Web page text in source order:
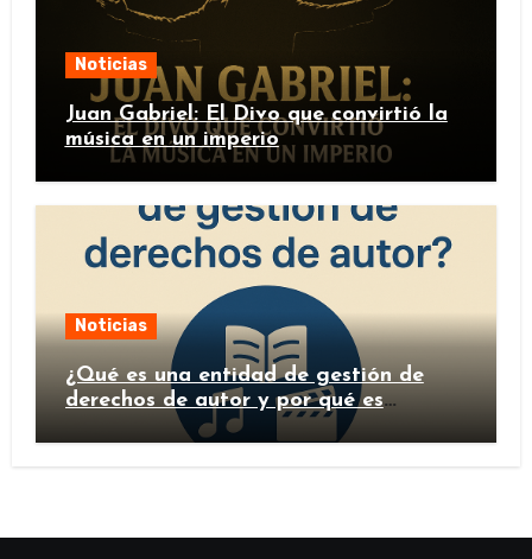
Noticias
Juan Gabriel: El Divo que convirtió la
música en un imperio
Noticias
¿Qué es una entidad de gestión de
derechos de autor y por qué es
importante?